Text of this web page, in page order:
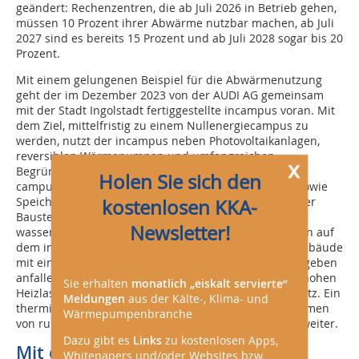
geändert: Rechenzentren, die ab Juli 2026 in Betrieb gehen,
müssen 10 Prozent ihrer Abwärme nutzbar machen, ab Juli
2027 sind es bereits 15 Prozent und ab Juli 2028 sogar bis 20
Prozent.
Mit einem gelungenen Beispiel für die Abwärmenutzung
geht der im Dezember 2023 von der AUDI AG gemeinsam
mit der Stadt Ingolstadt fertiggestellte incampus voran. Mit
dem Ziel, mittelfristig zu einem Nullenergiecampus zu
werden, nutzt der incampus neben Photovoltaikanlagen,
reversiblen Wärmepumpen und umfangreichen
Begrünungen unter anderem auch die Abwärme des
campuseigenen Rechenzentrums mit 8.000 Servern sowie
Speicher- und Netzwerkkomponenten. Ein wesentlicher
Baustein dafür ist das sogenannte LowEx Netz: Dieses
wasserbasierte Rohrleitungsnetz dient allen Gebäuden auf
dem incampus als Wärmequelle und Wärmesenke. Gebäude
mit einer hohen Kühllast – wie das Rechenzentrum – geben
anfallende Abwärme in das Netz, Gebäude mit einer hohen
Heizlast entnehmen die nötige Energie dem LowEx-Netz. Ein
thermischer Energiespeicher mit einem Fassungsvolumen
von rund 3.000 m 3 steigert die Energieeffizienz noch weiter.
Mit der Zukunft rechnen
x
Holen Sie sich den
kostenlosen KKA-
Newsletter!
Sie erhalten monatlich „eiskalt servierte“
Meldungen aus der Kälte-, Klima- und
Wärmepumpenbranche
Dazu gibt es Links zu kostenlosen Apps,
Whitepapers und/oder Websites bzw.